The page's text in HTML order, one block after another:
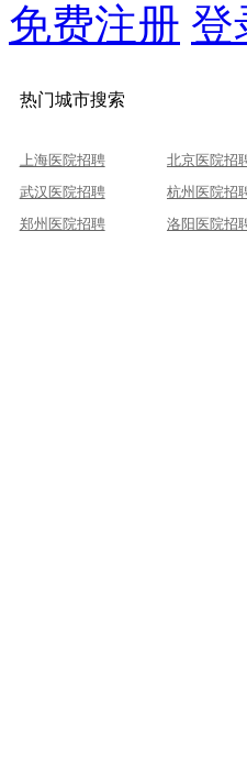
免费注册 登
热门城市搜索
上海医院招聘 北京医院招
武汉医院招聘
杭州医院招
郑州医院招聘
洛阳医院招